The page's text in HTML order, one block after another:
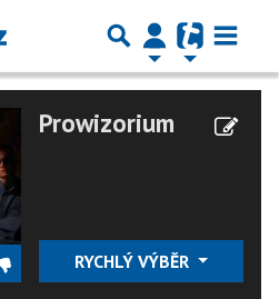
Prowizorium
RYCHLÝ VÝBĚR